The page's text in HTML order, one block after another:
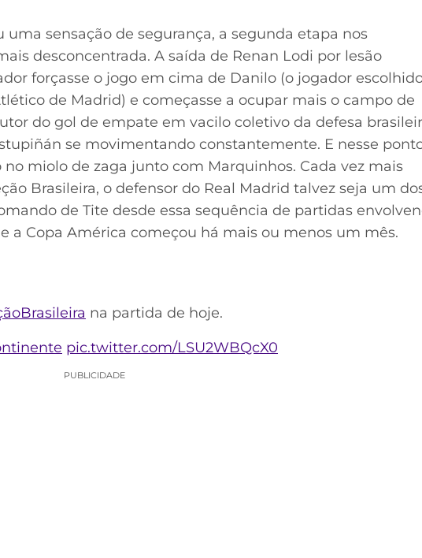
sensação de segurança, a segunda etapa nos
desconcentrada. A saída de Renan Lodi por lesão
forçasse o jogo em cima de Danilo (o jogador
de Madrid) e começasse a ocupar mais o campo de
do gol de empate em vacilo coletivo da defesa
se movimentando constantemente. E nesse
miolo de zaga junto com Marquinhos. Cada vez mais
Brasileira, o defensor do Real Madrid talvez seja um
de Tite desde essa sequência de partidas
a Copa América começou há mais ou menos um mês.
na partida de hoje.
pic.twitter.com/LSU2WBQcX0
PUBLICIDADE